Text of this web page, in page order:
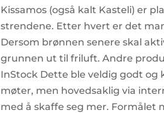
Kissamos (også kalt Kasteli) er
strendene. Etter hvert er det
Dersom brønnen senere skal
grunnen ut til friluft. Andre
InStock Dette ble veldig godt
møter, men hovedsaklig via
med å skaffe seg mer. Formålet